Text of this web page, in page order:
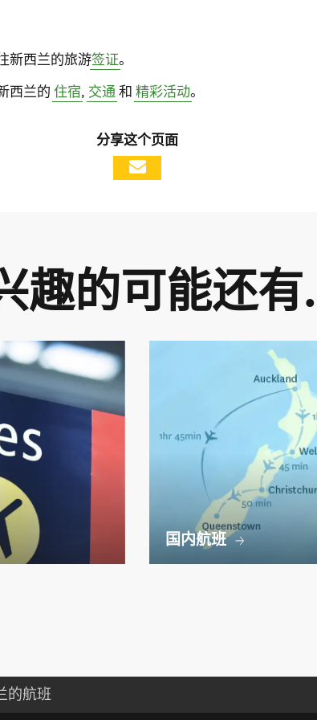
新西兰的旅游签证。
西兰的住宿, 交通 和精彩活动。
分享这个页面
趣的可能还
国内航班
的航班